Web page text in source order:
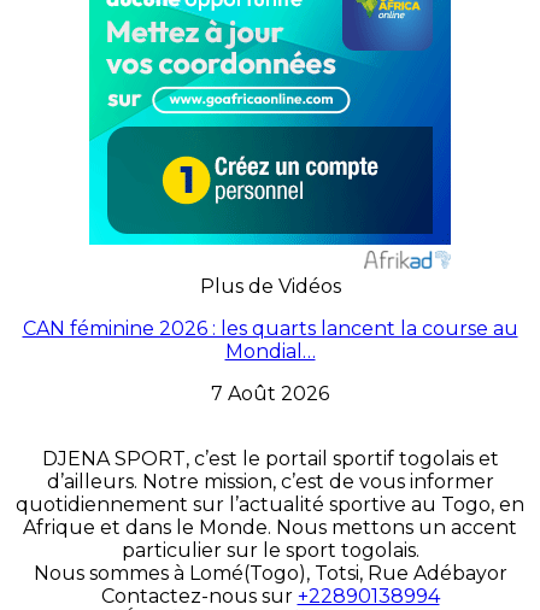
Plus de Vidéos
CAN féminine 2026 : les quarts lancent la course au
Mondial…
7 Août 2026
DJENA SPORT, c’est le portail sportif togolais et
d’ailleurs. Notre mission, c’est de vous informer
quotidiennement sur l’actualité sportive au Togo, en
Afrique et dans le Monde. Nous mettons un accent
particulier sur le sport togolais.
Nous sommes à Lomé(Togo), Totsi, Rue Adébayor
Contactez-nous sur +22890138994